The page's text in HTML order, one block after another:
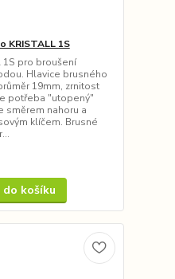
KRISTALL 1S
1S pro broušení
Hlavice brusného
19mm, zrnitost
potřeba "utopený"
směrem nahoru a
klíčem. Brusné
košíku